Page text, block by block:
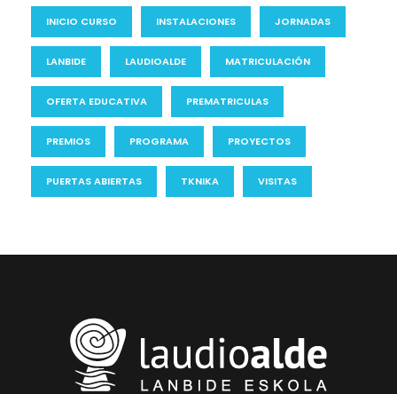
INICIO CURSO INSTALACIONES JORNADAS
LANBIDE LAUDIOALDE MATRICULACIÓN
OFERTA EDUCATIVA PREMATRICULAS
PREMIOS PROGRAMA PROYECTOS
PUERTAS ABIERTAS TKNIKA VISITAS